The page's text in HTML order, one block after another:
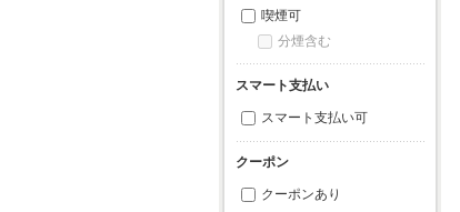
喫煙可
分煙含む
スマート支払い
スマート支払い可
クーポン
クーポンあり